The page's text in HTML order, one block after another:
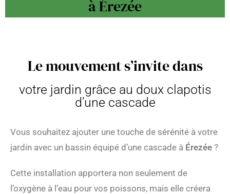
à Érezée
Le mouvement s’invite dans
votre jardin grâce au doux clapotis
d’une cascade
Vous souhaitez ajouter une touche de sérénité à votre
jardin avec un bassin équipé d’une cascade à Érezée ?
Cette installation apportera non seulement de
l’oxygène à l’eau pour vos poissons, mais elle créera